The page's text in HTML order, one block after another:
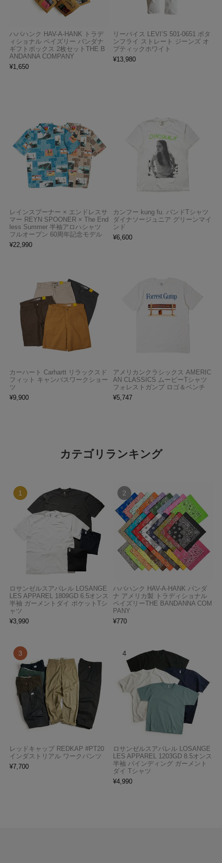
ハバハンク HAV-A-HANK トラデ
ィショナル ペイズリー バンダナ
ギフトボックス 2枚セットTHE B
ANDANNA COMPANY
¥1,650
リーバイス LEVI’S 501-0651 ボタ
ンフライ ストレート ジーンズ オ
プティックホワイト
¥13,980
レインスプーナー × エンドレスサ
マー REYN SPOONER × The End
less Summer 半袖アロハシャツ
フルオープン 60周年記念モデル
¥22,990
カンフー kung fu. バンドTシャツ
ダイナソージュニア グリーンマイ
ンド
¥6,600
カーハート Carhartt リラックスド
フィット キャンバスワークショー
ツ
¥9,900
アメリカンクラシックス AMERIC
AN CLASSICS ムービーTシャツ
フォレストガンプ ロゴ＆ベンチ
¥5,747
カテゴリランキング
ロサンゼルスアパレル LOSANGE
LES APPAREL 1809GD 6.5オンス
半袖 ガーメントダイ ポケットTシ
ャツ
¥3,990
ハバハンク HAV-A-HANK バンダ
ナ アメリカ製 トラディショナル
ペイズリーTHE BANDANNA COM
PANY
¥770
レッドキャップ REDKAP #PT20
インダストリアル ワークパンツ
¥7,700
ロサンゼルスアパレル LOSANGE
LES APPAREL 1203GD 8.5オンス
半袖 バインディング ガーメント
ダイ Tシャツ
¥4,990